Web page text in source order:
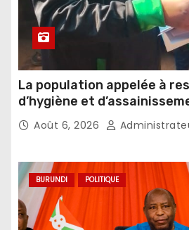
La population appelée à
d’hygiène et
Août 6, 2026
BURUNDI POLITIQUE